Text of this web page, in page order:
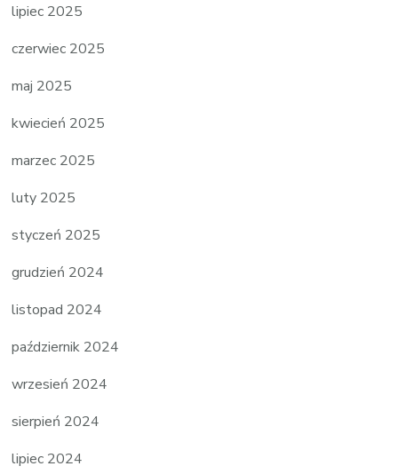
lipiec 2025
czerwiec 2025
maj 2025
kwiecień 2025
marzec 2025
luty 2025
styczeń 2025
grudzień 2024
listopad 2024
październik 2024
wrzesień 2024
sierpień 2024
lipiec 2024